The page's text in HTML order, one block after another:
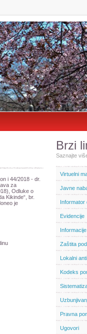
i 44/2018 - dr.
za
Odluke o
Kikinde“, br.
je
Brzi
Saznajte
Virtuelni
Javne
Informator
Evidencije
Zaštita
Lokalni
Kodeks
Pravna
Ugovori